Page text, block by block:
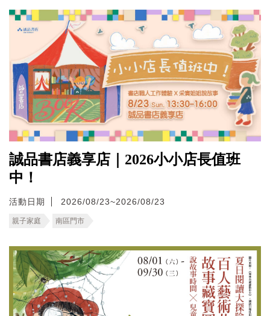
誠品書店義享店｜2026小小店長值班
中！
活動日期 2026/08/23~2026/08/23
親子家庭 南區門市